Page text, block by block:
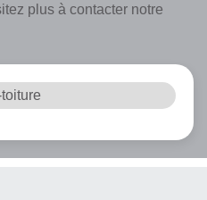
plus à contacter notre